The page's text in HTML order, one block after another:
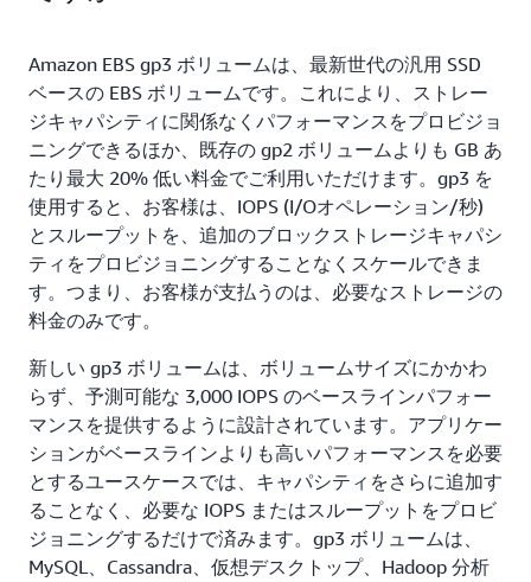
Amazon EBS gp3 ボリュームは、最新世代の汎用 SSD
ベースの EBS ボリュームです。これにより、ストレー
ジキャパシティに関係なくパフォーマンスをプロビジョ
ニングできるほか、既存の gp2 ボリュームよりも GB あ
たり最大 20% 低い料金でご利用いただけます。gp3 を
使用すると、お客様は、IOPS (I/Oオペレーション/秒)
とスループットを、追加のブロックストレージキャパシ
ティをプロビジョニングすることなくスケールできま
す。つまり、お客様が支払うのは、必要なストレージの
料金のみです。
新しい gp3 ボリュームは、ボリュームサイズにかかわ
らず、予測可能な 3,000 IOPS のベースラインパフォー
マンスを提供するように設計されています。アプリケー
ションがベースラインよりも高いパフォーマンスを必要
とするユースケースでは、キャパシティをさらに追加す
ることなく、必要な IOPS またはスループットをプロビ
ジョニングするだけで済みます。gp3 ボリュームは、
MySQL、Cassandra、仮想デスクトップ、Hadoop 分析